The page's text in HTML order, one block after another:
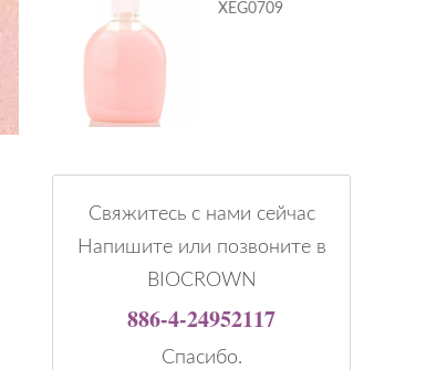
XEG0709
Свяжитесь с нами сейчас
Напишите или позвоните в
BIOCROWN
886-4-24952117
Спасибо.